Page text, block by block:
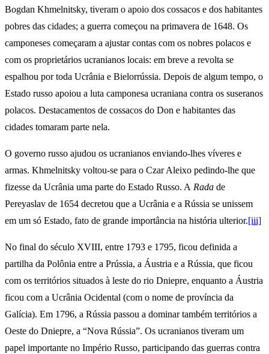
Bogdan Khmelnitsky, tiveram o apoio dos cossacos e dos habitantes
pobres das cidades; a guerra começou na primavera de 1648. Os
camponeses começaram a ajustar contas com os nobres polacos e
com os proprietários ucranianos locais: em breve a revolta se
espalhou por toda Ucrânia e Bielorrússia. Depois de algum tempo, o
Estado russo apoiou a luta camponesa ucraniana contra os suseranos
polacos. Destacamentos de cossacos do Don e habitantes das
cidades tomaram parte nela.
O governo russo ajudou os ucranianos enviando-lhes víveres e
armas. Khmelnitsky voltou-se para o Czar Aleixo pedindo-lhe que
fizesse da Ucrânia uma parte do Estado Russo. A Rada de
Pereyaslav de 1654 decretou que a Ucrânia e a Rússia se unissem
em um só Estado, fato de grande importância na história ulterior.[iii]
No final do século XVIII, entre 1793 e 1795, ficou definida a
partilha da Polônia entre a Prússia, a Áustria e a Rússia, que ficou
com os territórios situados à leste do rio Dniepre, enquanto a Áustria
ficou com a Ucrânia Ocidental (com o nome de província da
Galícia). Em 1796, a Rússia passou a dominar também territórios a
Oeste do Dniepre, a “Nova Rússia”. Os ucranianos tiveram um
papel importante no Império Russo, participando das guerras contra